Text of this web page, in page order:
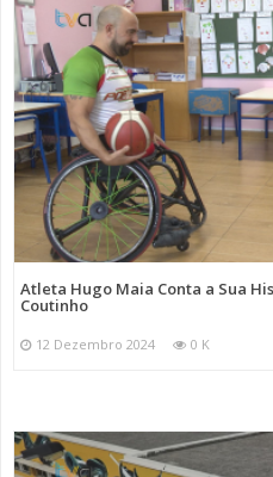
Atleta Hugo Maia Conta a Sua
Coutinho
12 Dezembro 2024 0 K